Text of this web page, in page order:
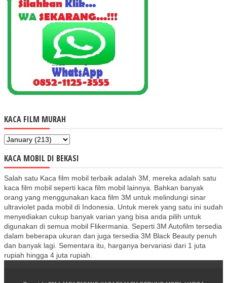
KACA FILM MURAH
KACA MOBIL DI BEKASI
Salah satu Kaca film mobil terbaik adalah 3M, mereka adalah satu
kaca film mobil seperti kaca film mobil lainnya. Bahkan banyak
orang yang menggunakan kaca film 3M untuk melindungi sinar
ultraviolet pada mobil di Indonesia. Untuk merek yang satu ini sudah
menyediakan cukup banyak varian yang bisa anda pilih untuk
digunakan di semua mobil Flikermania. Seperti 3M Autofilm tersedia
dalam beberapa ukuran dan juga tersedia 3M Black Beauty penuh
dan banyak lagi. Sementara itu, harganya bervariasi dari 1 juta
rupiah hingga 4 juta rupiah.